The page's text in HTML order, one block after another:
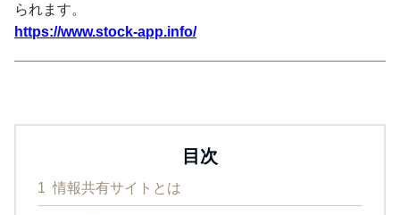
られます。
https://www.stock-app.info/
目次
1 情報共有サイトとは